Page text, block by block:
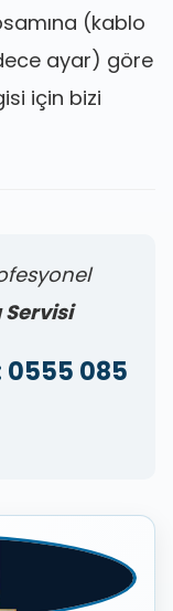
(kablo
ayar) göre
için bizi
0555 085